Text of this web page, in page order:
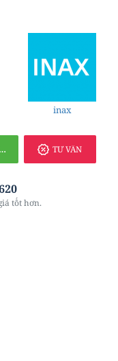
inax
NGAY TƯ VẤN
tốt hơn.